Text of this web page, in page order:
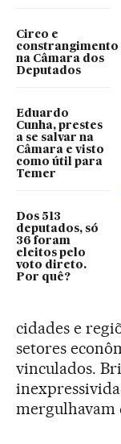
Circo e
constrangimento
na Câmara dos
Deputados
Eduardo
Cunha, prestes
a se salvar na
Câmara e visto
como útil para
Temer
Dos 513
deputados, só
36 foram
eleitos pelo
voto direto.
Por quê?
cidades e
setores
vinculados.
mergulhavam